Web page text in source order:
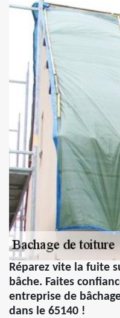
Réparez vite la fuite
bâche. Faites
entreprise de
dans le 65140 !